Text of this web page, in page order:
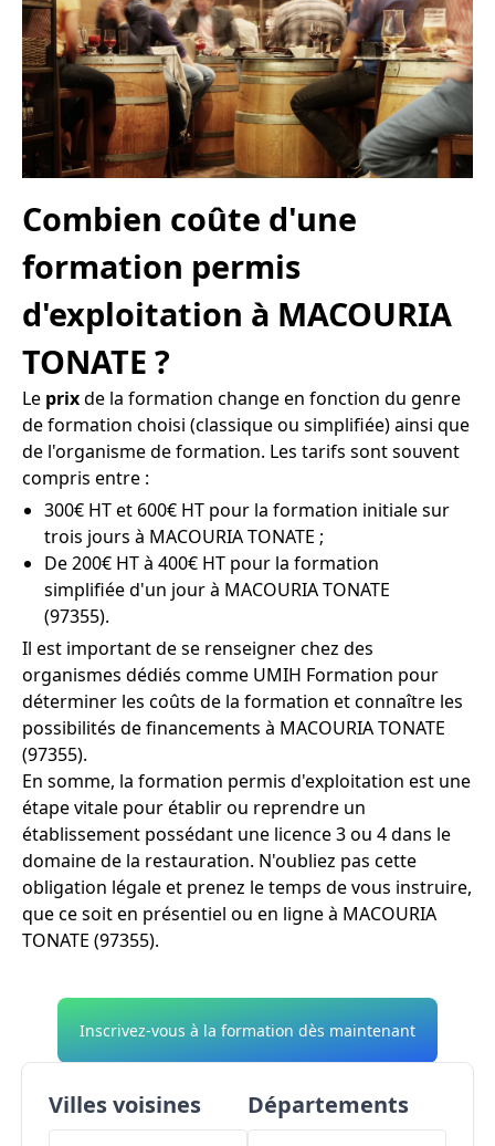
Combien coûte d'une
formation permis
d'exploitation à MACOURIA
TONATE ?
Le prixde la formation change en fonction du genre
de formation choisi (classique ou simplifiée) ainsi que
de l'organisme de formation. Les tarifs sont souvent
compris entre :
300€ HT et 600€ HT pour la formation initiale sur
trois jours à MACOURIA TONATE ;
De 200€ HT à 400€ HT pour la formation
simplifiée d'un jour à MACOURIA TONATE
(97355).
Il est important de se renseigner chez des
organismes dédiés comme UMIH Formation pour
déterminer les coûts de la formation et connaître les
possibilités de financements à MACOURIA TONATE
(97355).
En somme, la formation permis d'exploitation est une
étape vitale pour établir ou reprendre un
établissement possédant une licence 3 ou 4 dans le
domaine de la restauration. N'oubliez pas cette
obligation légale et prenez le temps de vous instruire,
que ce soit en présentiel ou en ligne à MACOURIA
TONATE (97355).
Inscrivez-vous à la formation dès maintenant
Villes voisines Départements